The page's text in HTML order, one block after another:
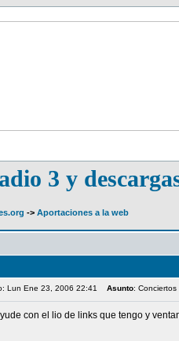
3 y
-> Aportaciones a la web
Lun Ene 23, 2006 22:41 Asunto:
con el lio de links que tengo y